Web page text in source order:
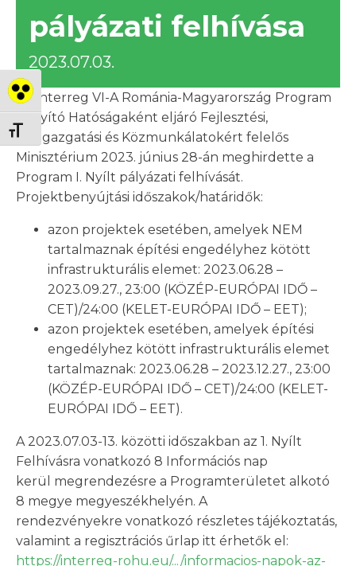
Nagy kontraszt váltása
Betűméret váltása
pályázati felhívása
2023.07.03.
Az Interreg VI-A Románia-Magyarország Program
Irányító Hatóságaként eljáró Fejlesztési,
Közigazgatási és Közmunkálatokért felelős
Minisztérium 2023. június 28-án meghirdette a
Program I. Nyílt pályázati felhívását.
Projektbenyújtási időszakok/határidők:
azon projektek esetében, amelyek NEM
tartalmaznak építési engedélyhez kötött
infrastrukturális elemet: 2023.06.28 –
2023.09.27., 23:00 (KÖZÉP-EURÓPAI IDŐ –
CET)/24:00 (KELET-EURÓPAI IDŐ – EET);
azon projektek esetében, amelyek építési
engedélyhez kötött infrastrukturális elemet
tartalmaznak: 2023.06.28 – 2023.12.27., 23:00
(KÖZÉP-EURÓPAI IDŐ – CET)/24:00 (KELET-
EURÓPAI IDŐ – EET).
A 2023.07.03-13. közötti időszakban az 1. Nyílt
Felhívásra vonatkozó 8 Információs nap
kerül megrendezésre a Programterületet alkotó
8 megye megyeszékhelyén. A
rendezvényekre vonatkozó részletes tájékoztatás,
valamint a regisztrációs űrlap itt érhetők el:
https://interreg-rohu.eu/.../informacios-napok-az-